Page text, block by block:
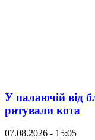
У палаючій від
рятували кота
07.08.2026 - 15:05